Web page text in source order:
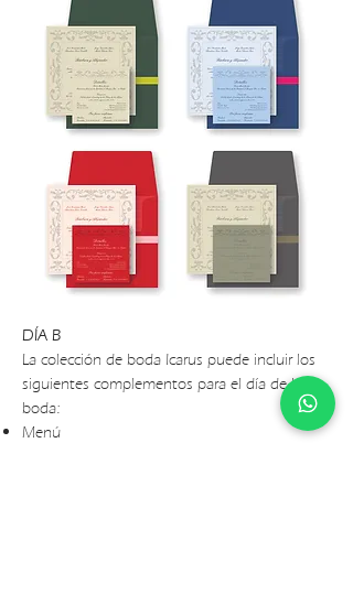
DÍA B
La colección de boda Icarus puede incluir los
siguientes complementos para el día de la
boda:
Menú